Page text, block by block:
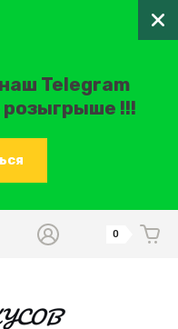
Telegram
розыгрыше !!!
0